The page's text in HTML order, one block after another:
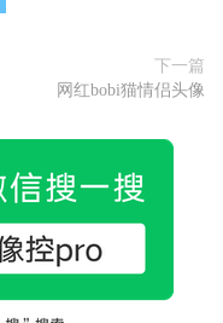
下一篇
网红bobi猫情侣头像